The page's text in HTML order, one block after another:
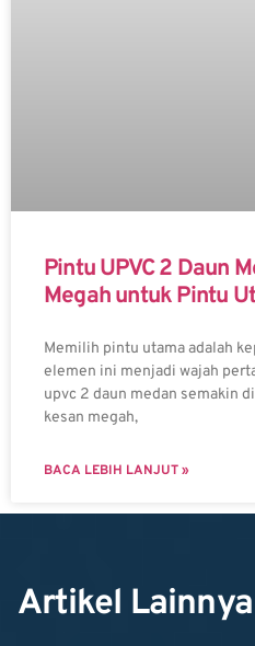
Pintu UPVC 2 Daun
Megah untuk Pintu
Memilih pintu utama adalah
elemen ini menjadi wajah
upvc 2 daun medan semakin
kesan megah,
BACA LEBIH LANJUT »
Artikel Lainnya